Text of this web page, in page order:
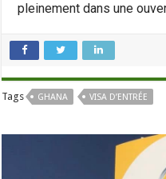
pleinement dans une
Tags GHANA VISA D’ENTRÉE